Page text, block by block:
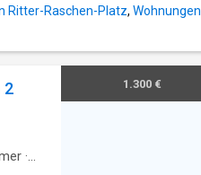
Ritter-Raschen-Platz, Wohnungen
2
·
1.300 €